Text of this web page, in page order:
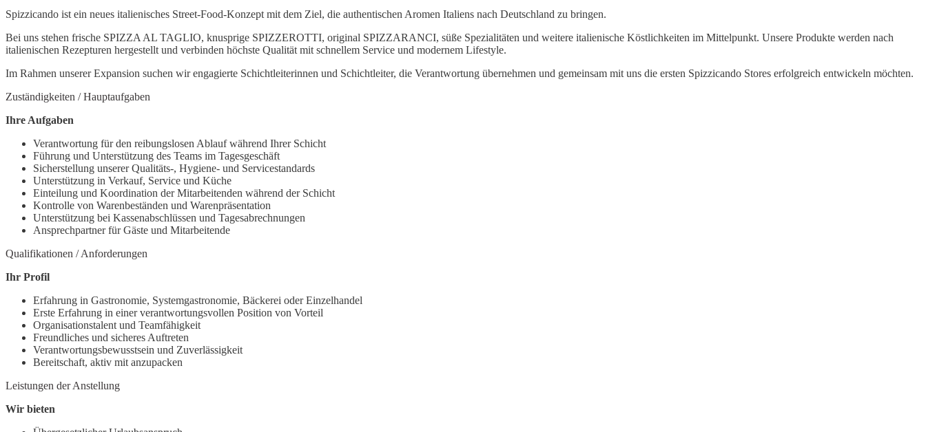
Spizzicando ist ein neues italienisches Street-Food-Konzept mit dem Ziel, die authentischen Aromen Italiens nach Deutschland zu bringen.
Bei uns stehen frische SPIZZA AL TAGLIO, knusprige SPIZZEROTTI, original SPIZZARANCI, süße Spezialitäten und weitere italienische Köstlichkeiten im Mittelpunkt. Unsere Produkte werden nach
italienischen Rezepturen hergestellt und verbinden höchste Qualität mit schnellem Service und modernem Lifestyle.
Im Rahmen unserer Expansion suchen wir engagierte Schichtleiterinnen und Schichtleiter, die Verantwortung übernehmen und gemeinsam mit uns die ersten Spizzicando Stores erfolgreich entwickeln möchten.
Zuständigkeiten / Hauptaufgaben
Ihre Aufgaben
Verantwortung für den reibungslosen Ablauf während Ihrer Schicht
Führung und Unterstützung des Teams im Tagesgeschäft
Sicherstellung unserer Qualitäts-, Hygiene- und Servicestandards
Unterstützung in Verkauf, Service und Küche
Einteilung und Koordination der Mitarbeitenden während der Schicht
Kontrolle von Warenbeständen und Warenpräsentation
Unterstützung bei Kassenabschlüssen und Tagesabrechnungen
Ansprechpartner für Gäste und Mitarbeitende
Qualifikationen / Anforderungen
Ihr Profil
Erfahrung in Gastronomie, Systemgastronomie, Bäckerei oder Einzelhandel
Erste Erfahrung in einer verantwortungsvollen Position von Vorteil
Organisationstalent und Teamfähigkeit
Freundliches und sicheres Auftreten
Verantwortungsbewusstsein und Zuverlässigkeit
Bereitschaft, aktiv mit anzupacken
Leistungen der Anstellung
Wir bieten